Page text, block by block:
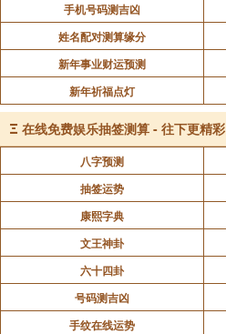
手机号码测吉凶
姓名配对测算缘分
新年事业财运预测
新年祈福点灯
Ξ 在线免费娱乐抽签测算 - 往下更精彩
八字预测
抽签运势
康熙字典
文王神卦
六十四卦
号码测吉凶
手纹在线运势